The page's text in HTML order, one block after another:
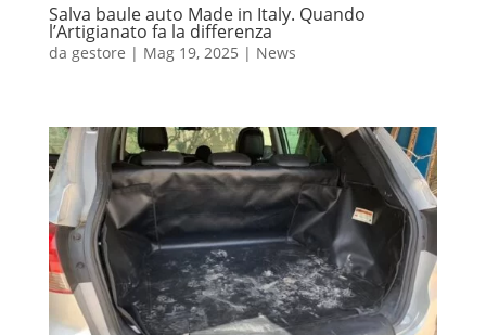
Salva baule auto Made in Italy. Quando
l’Artigianato fa la differenza
da gestore | Mag 19, 2025 | News